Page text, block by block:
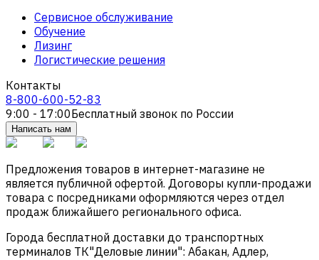
Сервисное обслуживание
Обучение
Лизинг
Логистические решения
Контакты
8-800-600-52-83
9:00 - 17:00Бесплатный звонок по России
Написать нам
Предложения товаров в интернет-магазине не
является публичной офертой. Договоры купли-продажи
товара с посредниками оформляются через отдел
продаж ближайшего регионального офиса.
Города бесплатной доставки до транспортных
терминалов ТК"Деловые линии": Абакан, Адлер,